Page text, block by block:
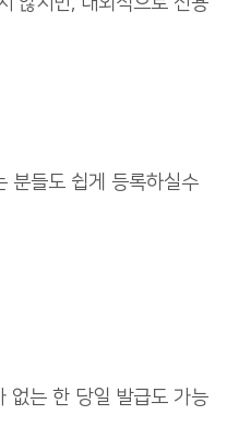
분들도 쉽게 등록하실수
없는 한 당일 발급도 가능